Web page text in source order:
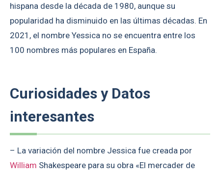
hispana desde la década de 1980, aunque su
popularidad ha disminuido en las últimas décadas. En
2021, el nombre Yessica no se encuentra entre los
100 nombres más populares en España.
Curiosidades y Datos
interesantes
– La variación del nombre Jessica fue creada por
William Shakespeare para su obra «El mercader de